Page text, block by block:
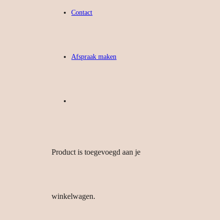
Contact
Afspraak maken
Product is toegevoegd aan je
winkelwagen.